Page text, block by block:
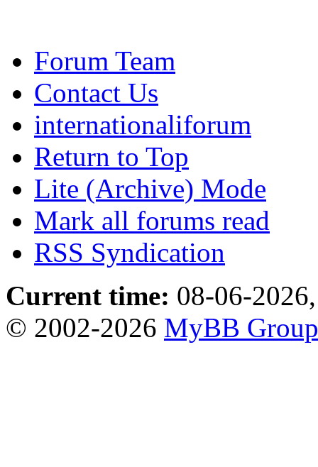
Forum Team
Contact Us
internationaliforum
Return to Top
Lite (Archive) Mode
Mark all forums read
RSS Syndication
Current time: 08-06-
© 2002-2026 MyBB Group